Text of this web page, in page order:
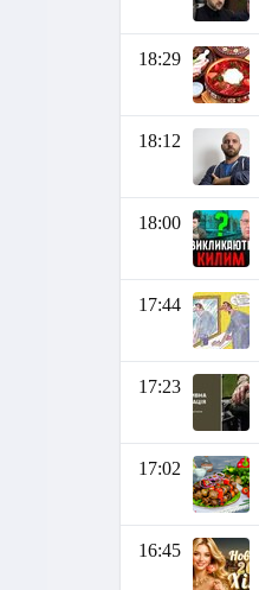
18:29
18:12
18:00
17:44
17:23
17:02
16:45